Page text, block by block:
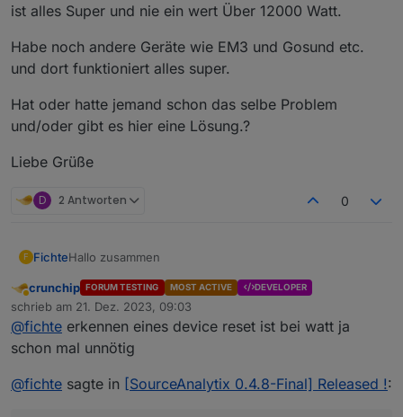
ist alles Super und nie ein wert Über 12000 Watt.
Habe noch andere Geräte wie EM3 und Gosund etc.
und dort funktioniert alles super.
Hat oder hatte jemand schon das selbe Problem
und/oder gibt es hier eine Lösung.?
Liebe Grüße
D 2 Antworten 0
F FichteHallo zusammen
Ich lese einen Stromzähler via SML Tasmota aus (Watt).
Ab einen gewissen Punkt Springt Sourceanalytix um
und schreibt Utopische werte
einstellung dazu noch einmal komplett neu gemacht.
Abwesend
crunchip FORUM TESTING MOST ACTIVE DEVELOPER
schrieb am 21. Dez. 2023, 09:03
zuletzt editiert von
@fichte erkennen eines device reset ist bei watt ja
schon mal unnötig
@fichte sagte in [SourceAnalytix 0.4.8-Final] Released !: